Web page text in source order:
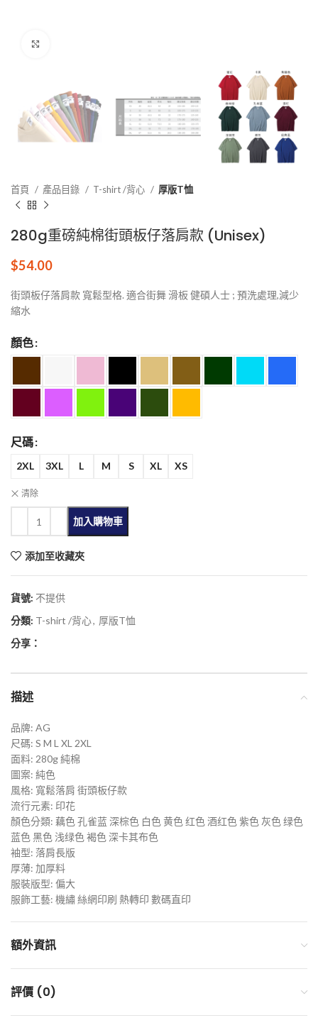
首頁 產品目錄 T-shirt /背心 厚版T恤
280g重磅純棉街頭板仔落肩款 (Unisex)
$54.00
街頭板仔落肩款 寬鬆型格. 適合街舞 滑板 健碩人士 ; 預洗處理,減少
縮水
顏色
尺碼
2XL 3XL L M S XL XS
清除
加入購物車
添加至收藏夾
貨號: 不提供
分類: T-shirt /背心, 厚版T恤
分享：
描述
品牌: AG
尺碼: S M L XL 2XL
面料: 280g 純棉
圖案: 純色
風格: 寬鬆落肩 街頭板仔款
流行元素: 印花
顏色分類: 藕色 孔雀蓝 深棕色 白色 黄色 红色 酒红色 紫色 灰色 绿色
蓝色 黑色 浅绿色 褐色 深卡其布色
袖型: 落肩長版
厚薄: 加厚料
服裝版型: 偏大
服飾工藝: 機繡 絲網印刷 熱轉印 數碼直印
額外資訊
評價 (0)